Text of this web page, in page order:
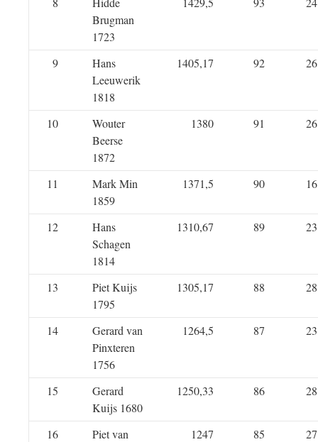
Brugman
1723
9
Hans
Leeuwerik
1818
1405,17 92 26
10
Wouter
Beerse
1872
1380 91 26
11
Mark Min
1859
1371,5 90 16
12
Hans
Schagen
1814
1310,67 89 23
13
Piet Kuijs
1795
1305,17 88 28
14
Gerard van
Pinxteren
1756
1264,5 87 23
15
Gerard
Kuijs 1680
1250,33 86 28
16
Piet van
1247 85 27